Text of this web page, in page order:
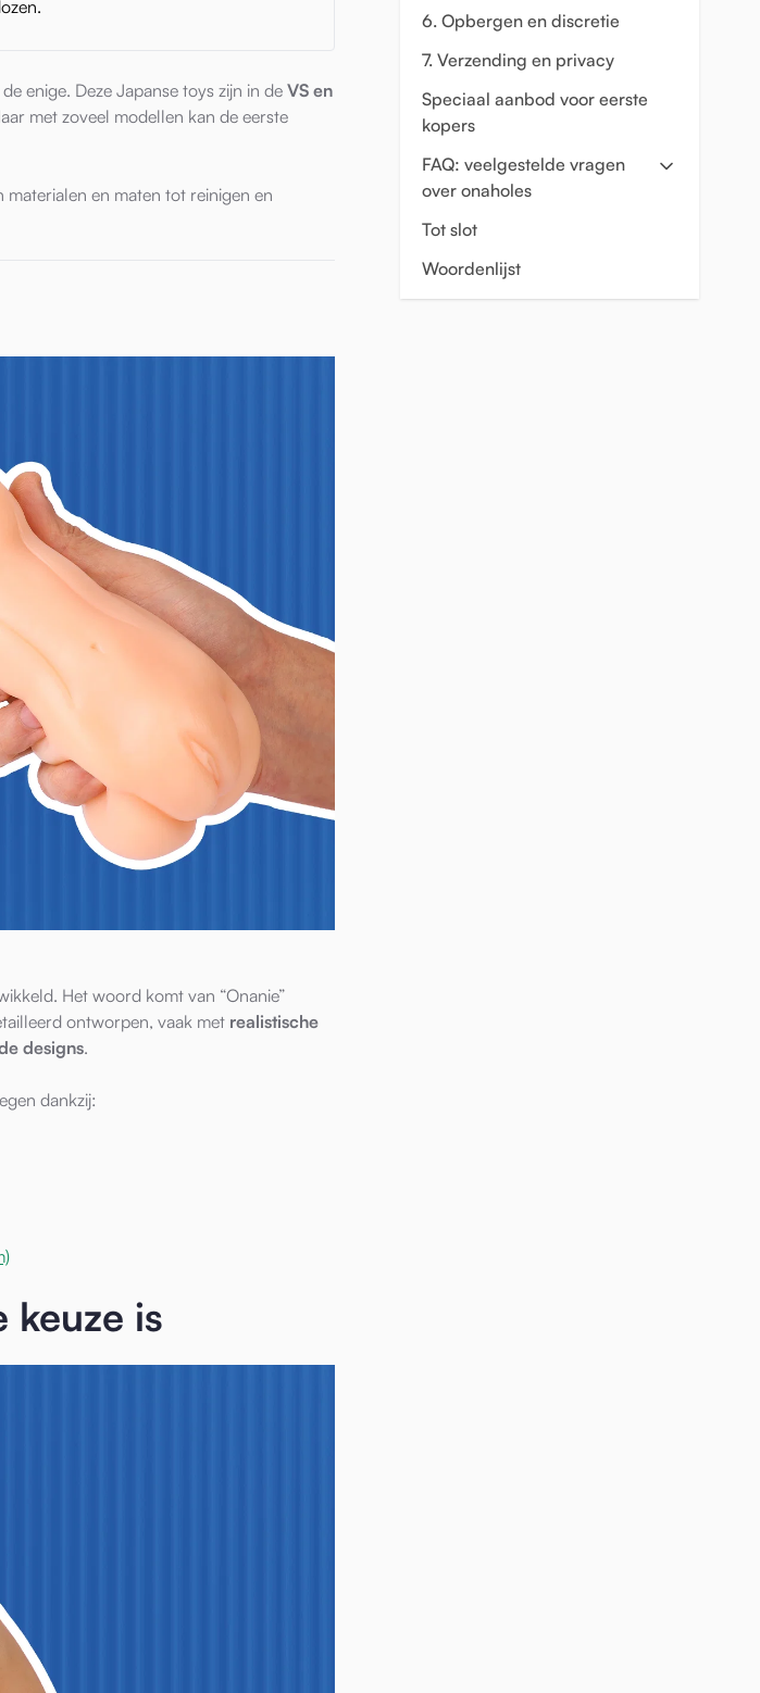
enige. Deze Japanse toys zijn in deVS en
met zoveel modellen kan de eerste
en maten tot reinigen en
Het woord komt van “Onanie”
ontworpen, vaak met realistische
designs.
dankzij:
keuze is
6. Opbergen en discretie
7. Verzending en privacy
Speciaal aanbod voor eerste
kopers
FAQ: veelgestelde vragen
over onaholes
Tot slot
Woordenlijst